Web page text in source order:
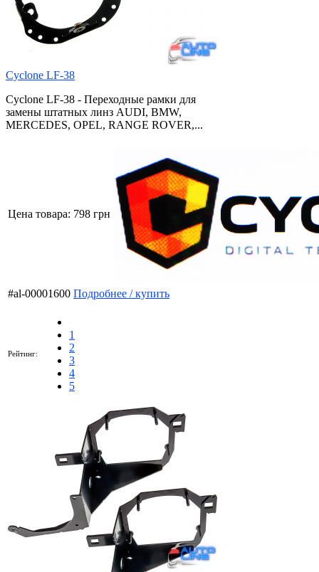
Cyclone LF-38
Cyclone LF-38 - Переходные рамки для
замены штатных линз AUDI, BMW,
MERCEDES, OPEL, RANGE ROVER,...
Цена товара: 798 грн
#al-00001600 Подробнее / купить
Рейтинг:
1
2
3
4
5